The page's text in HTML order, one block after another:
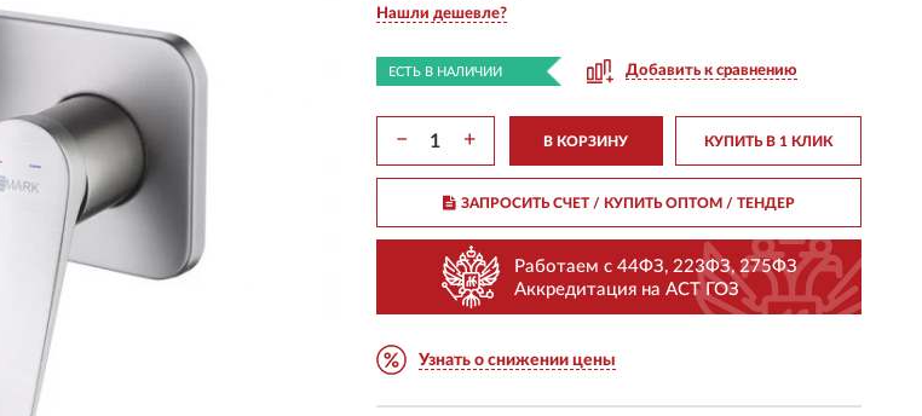
Нашли дешевле?
ЕСТЬ В НАЛИЧИИ Добавить к сравнению
− + В КОРЗИНУ КУПИТЬ В 1 КЛИК
ЗАПРОСИТЬ СЧЕТ / КУПИТЬ ОПТОМ/ ТЕНДЕР
Работаем с 44ФЗ, 223ФЗ, 275ФЗ
Аккредитация на АСТ ГОЗ
Узнать о снижении цены